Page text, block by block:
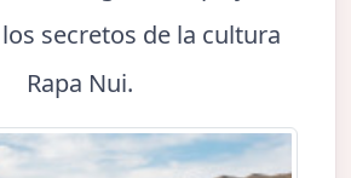
secretos de la cultura
Rapa Nui.